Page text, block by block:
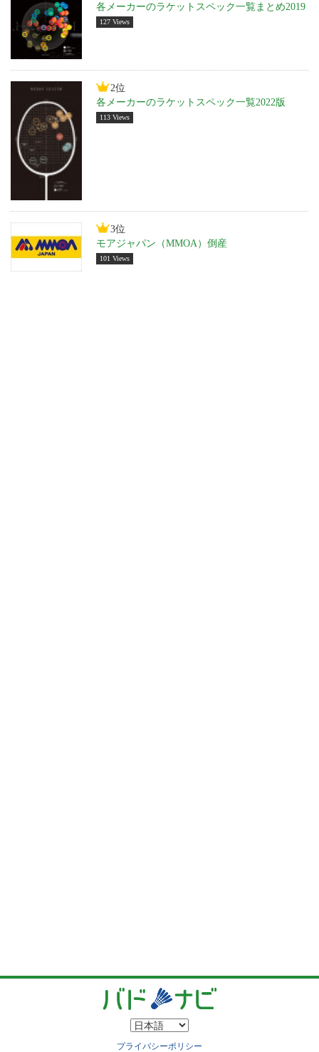
各メーカーのラケットスペック一覧まとめ2019
127 Views
2位
各メーカーのラケットスペック一覧2022版
113 Views
3位
モアジャパン（MMOA）倒産
101 Views
プライバシーポリシー